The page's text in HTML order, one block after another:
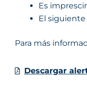
Es
El siguiente
Para más
Descargar